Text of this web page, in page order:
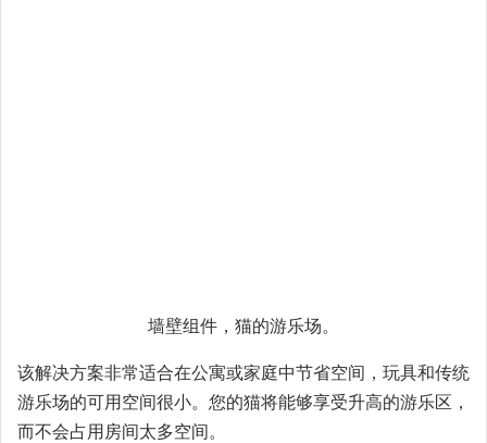
墙壁组件，猫的游乐场。
该解决方案非常适合在公寓或家庭中节省空间，玩具和传统
游乐场的可用空间很小。您的猫将能够享受升高的游乐区，
而不会占用房间太多空间。